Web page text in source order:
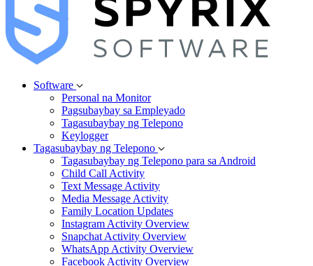
Software
Personal na Monitor
Pagsubaybay sa Empleyado
Tagasubaybay ng Telepono
Keylogger
Tagasubaybay ng Telepono
Tagasubaybay ng Telepono para sa Android
Child Call Activity
Text Message Activity
Media Message Activity
Family Location Updates
Instagram Activity Overview
Snapchat Activity Overview
WhatsApp Activity Overview
Facebook Activity Overview